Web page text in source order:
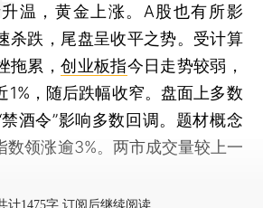
温，黄金上涨。A股也有所影
杀跌，尾盘呈收平之势。受计算
拖累，创业板指今日走势较弱，
1%，随后跌幅收窄。盘面上多数
酒令”影响多数回调。题材概念
数领涨逾3%。两市成交量较上一
计1475字 订阅后继续阅读